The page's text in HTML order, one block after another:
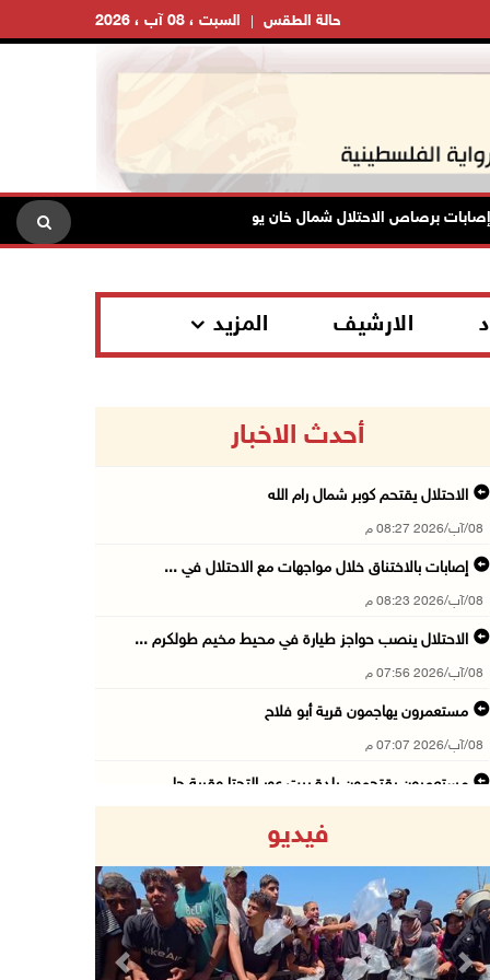
السبت ، 08 آب ، 2026 حالة الطقس
الاحتلال ينصب حاجزا عسكريا
الارشيف المزيد
أحدث الاخبار
الاحتلال يقتحم كوبر شمال رام الله
08/آب/2026 08:27 م
إصابات بالاختناق خلال مواجهات مع الاحتلال في ...
08/آب/2026 08:23 م
الاحتلال ينصب حواجز طيارة في محيط مخيم طولكرم ...
08/آب/2026 07:56 م
مستعمرون يهاجمون قرية أبو فلاح
08/آب/2026 07:07 م
مستعمرون يقتحمون بلدة بيت عور التحتا وقرية جل ...
08/آب/2026 06:25 م
شعراء غزة يوثقون النزوح والفقد بقصائد من الخي ...
08/آب/2026 06:23 م
فيديو
Previous Next